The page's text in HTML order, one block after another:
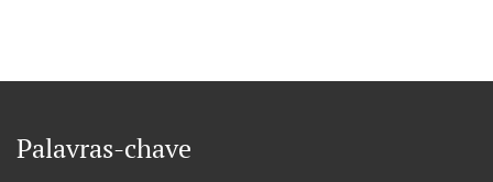
Palavras-chave